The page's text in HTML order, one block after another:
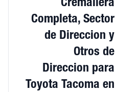
Cremallera
Completa, Sector
de Direccion y
Otros de
Direccion para
Toyota Tacoma en